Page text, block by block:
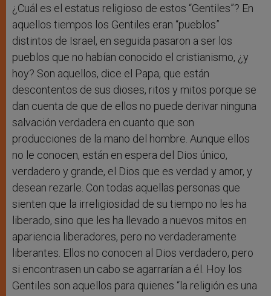
¿Cuál es el estatus religioso de estos “Gentiles”? En
aquellos tiempos los Gentiles eran “pueblos”
distintos de Israel, en seguida pasaron a ser los
pueblos que no habían conocido el cristianismo, ¿y
hoy? Son aquellos, dice el Papa, que están
descontentos de sus dioses, ritos y mitos porque se
dan cuenta de que de ellos no puede derivar ninguna
salvación verdadera en cuanto que son
producciones de la mano del hombre. Aunque ellos
no le conocen, están en espera del Dios único,
verdadero y grande, el Dios que es verdad y amor, y
desean rezarle. Con todas aquellas personas que
sienten que la irreligiosidad de su tiempo no les ha
liberado, sino que les ha llevado a nuevos mitos en
apariencia liberadores, pero no verdaderamente
liberantes. Ellos no conocen al Dios verdadero, pero
si encontrasen un cabo se agarrarían a él. Hoy los
Gentiles son aquellos para quienes “la religión es una